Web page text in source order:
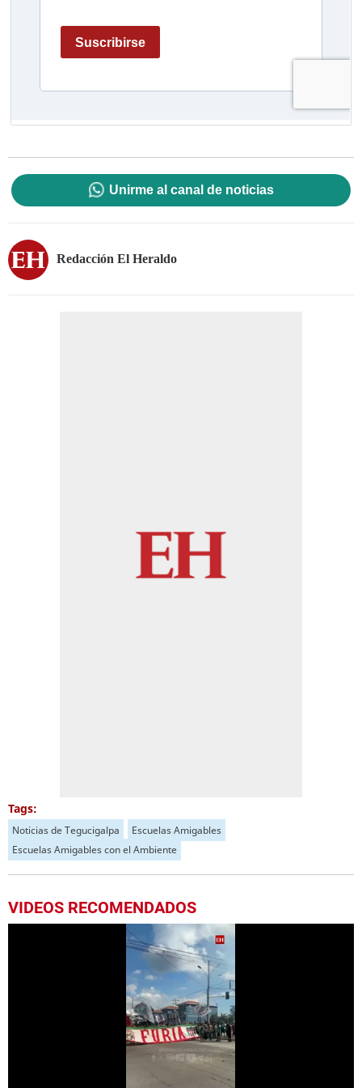
Unirme al canal de noticias
Redacción El Heraldo
Tags:
Noticias de Tegucigalpa
Escuelas Amigables
Escuelas Amigables con el Ambiente
VIDEOS RECOMENDADOS